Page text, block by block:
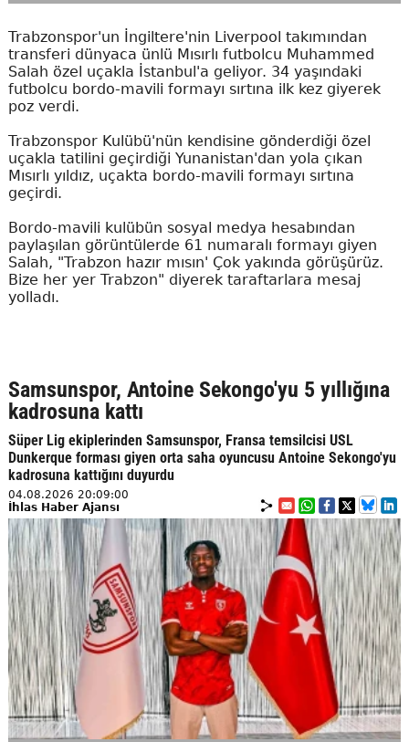
Trabzonspor'un İngiltere'nin Liverpool takımından
transferi dünyaca ünlü Mısırlı futbolcu Muhammed
Salah özel uçakla İstanbul'a geliyor. 34 yaşındaki
futbolcu bordo-mavili formayı sırtına ilk kez giyerek
poz verdi.
Trabzonspor Kulübü'nün kendisine gönderdiği özel
uçakla tatilini geçirdiği Yunanistan'dan yola çıkan
Mısırlı yıldız, uçakta bordo-mavili formayı sırtına
geçirdi.
Bordo-mavili kulübün sosyal medya hesabından
paylaşılan görüntülerde 61 numaralı formayı giyen
Salah, "Trabzon hazır mısın' Çok yakında görüşürüz.
Bize her yer Trabzon" diyerek taraftarlara mesaj
yolladı.
Samsunspor, Antoine Sekongo'yu 5 yıllığına
kadrosuna kattı
Süper Lig ekiplerinden Samsunspor, Fransa temsilcisi USL
Dunkerque forması giyen orta saha oyuncusu Antoine Sekongo'yu
kadrosuna kattığını duyurdu
04.08.2026 20:09:00
İhlas Haber Ajansı